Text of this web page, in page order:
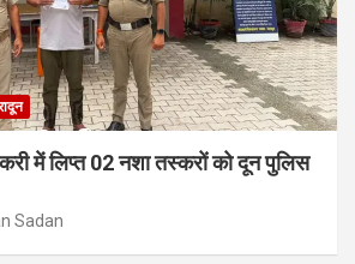
में लिप्त 02 नशा तस्करों को दून पुलिस
Sadan